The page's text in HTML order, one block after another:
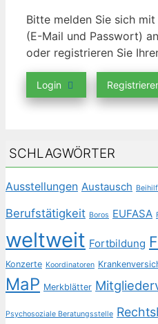
Bitte melden Sie sich
(E-Mail und Passwort) an
oder registrieren Sie
Login
SCHLAGWÖRTER
Ausstellungen Austausch
Berufstätigkeit Boros EUFASA
weltweit Fortbildung
Konzerte Koordinatoren
MaP Merkblätter
Psychosoziale Beratungsstelle